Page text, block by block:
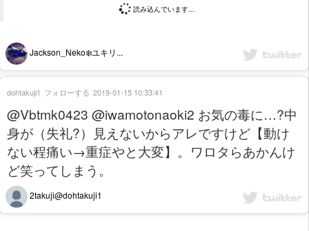
読み込んでいます...
Jackson_Neko❄️ユキリ...
@Vbtmk0423 @iwamotonaoki2 お気の毒に…?中
身が（失礼?）見えないからアレですけど【動け
ない程痛い→重症やと大変】。ワロタらあかんけ
ど笑ってしまう。
2takuji@dohtakuji1
dohtakuji1 フォローする 2019-01-15 10:33:41